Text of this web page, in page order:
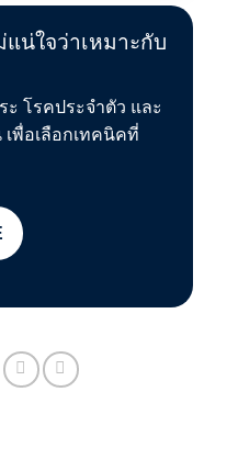
น่ใจว่าเหมาะกับ
ะ โรคประจำตัว และ
พื่อเลือกเทคนิคที่